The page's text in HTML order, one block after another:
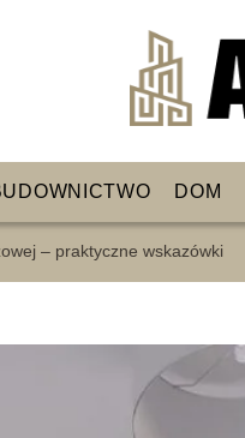
DOM
– praktyczne wskazówki